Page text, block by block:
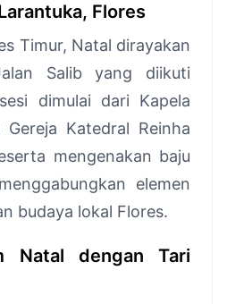
Flores
Timur, Natal dirayakan
Salib yang diikuti
dimulai dari Kapela
Katedral Reinha
mengenakan baju
elemen
budaya lokal Flores.
Natal dengan Tari